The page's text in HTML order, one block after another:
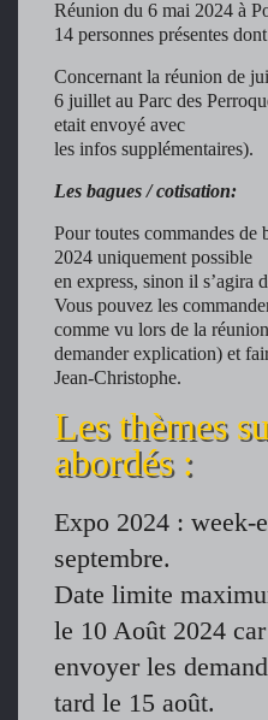
Réunion du 6 mai 2024 à
14 personnes présentes
Concernant la réunion de
6 juillet au Parc des
etait envoyé avec
les infos supplémentaires).
Les bagues / cotisation:
Pour toutes commandes de
2024 uniquement possible
en express, sinon il s’agira
Vous pouvez les
comme vu lors de la
demander explication) et
Jean-Christophe.
Les thèmes
abordés :
Expo 2024 : week-
septembre.
Date limite
le 10 Août 2024
envoyer les
tard le 15 août.